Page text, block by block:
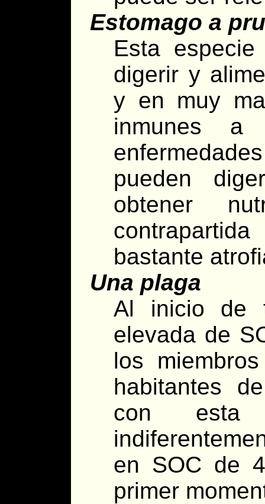
Estomago a
Esta
digerir y
y en muy
inmunes
pueden
obtener
bastante
Una plaga
Al inicio de
elevada de
los
habitantes
con esta
en SOC de
primer